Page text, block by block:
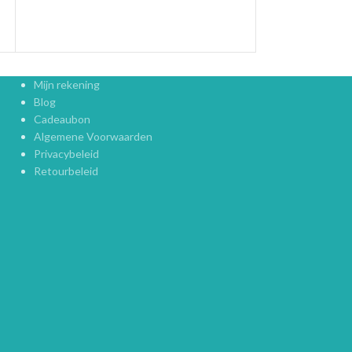
Mijn rekening
Blog
Cadeaubon
Algemene Voorwaarden
Privacybeleid
Retourbeleid